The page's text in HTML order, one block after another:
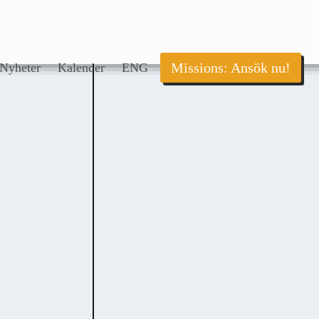
Nyheter Kalender ENG Missions: Ansök nu!